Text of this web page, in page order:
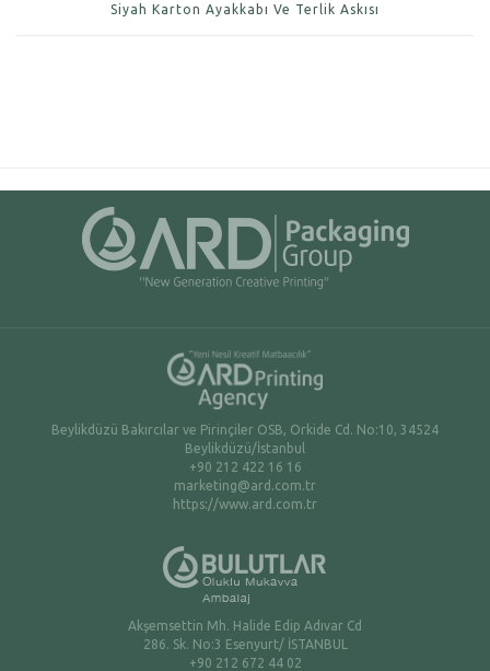
Siyah Karton Ayakkabı Ve Terlik Askısı
Beylikdüzü Bakırcılar ve Pirinçiler OSB, Orkide Cd. No:10, 34524
Beylikdüzü/İstanbul
+90 212 422 16 16
marketing@ard.com.tr
https://www.ard.com.tr
Akşemsettin Mh. Halide Edip Adıvar Cd
286. Sk. No:3 Esenyurt/ İSTANBUL
+90 212 672 44 02